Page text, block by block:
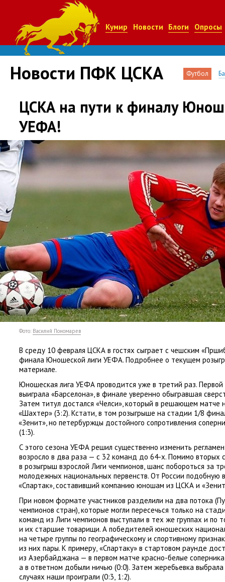
Кумир Новости Блоги Опросы
Новости ПФК ЦСКА Футбол
ЦСКА на пути к финалу
УЕФА!
Фото: Василий Пономарев
В среду 10 февраля ЦСКА в гостях сыграет с чешским «
финала Юношеской лиги УЕФА. Подробнее о текущем
материале.
Юношеская лига УЕФА проводится уже в третий раз.
выиграла «Барселона», в финале уверенно обыгравшая
Затем титул достался «Челси», который в решающем матче
«Шахтер» (3:2). Кстати, в том розыгрыше на стадии 1/8
«Зенит», но петербуржцы достойного сопротивления
(1:3).
С этого сезона УЕФА решил существенно изменить
возросло в два раза — с 32 команд до 64-х. Помимо вторых
в розыгрыш взрослой Лиги чемпионов, шанс побороться за
молодежных национальных первенств. От России подобную
«Спартак», составивший компанию юношам из ЦСКА и
При новом формате участников разделили на два потока (
чемпионов стран), которые могли пересечься только на
команд из Лиги чемпионов выступали в тех же группах и по
и их старшие товарищи. А победителей юношеских
на четыре группы по географическому и спортивному
из них пары. К примеру, «Спартаку» в стартовом раунде
из Азербайджана — в первом матче красно-белые
а в ответном добыли ничью (0:0). Затем жеребьевка
случаях наши проиграли (0:3, 1:2).